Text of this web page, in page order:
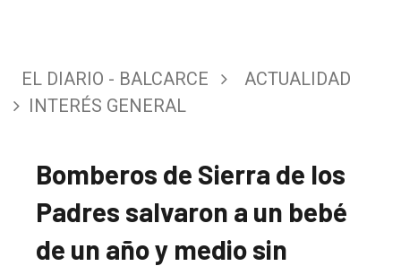
EL DIARIO - BALCARCE
ACTUALIDAD
INTERÉS GENERAL
Bomberos de Sierra de los
Padres salvaron a un bebé
de un año y medio sin